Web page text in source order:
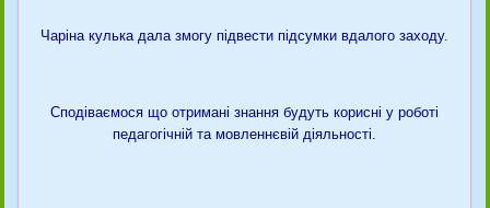
Чаріна кулька дала змогу підвести підсумки вдалого заходу.
Сподіваємося що отримані знання будуть корисні у роботі
педагогічній та мовленнєвій діяльності.